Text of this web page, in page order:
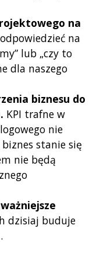
na
na
lub „czy to
dla naszego
biznesu do
KPI trafne w
nie
stanie się
nie będą
dzisiaj buduje